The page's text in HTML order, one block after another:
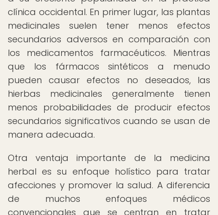
clínica occidental. En primer lugar, las plantas
medicinales suelen tener menos efectos
secundarios adversos en comparación con
los medicamentos farmacéuticos. Mientras
que los fármacos sintéticos a menudo
pueden causar efectos no deseados, las
hierbas medicinales generalmente tienen
menos probabilidades de producir efectos
secundarios significativos cuando se usan de
manera adecuada.
Otra ventaja importante de la medicina
herbal es su enfoque holístico para tratar
afecciones y promover la salud. A diferencia
de muchos enfoques médicos
convencionales que se centran en tratar